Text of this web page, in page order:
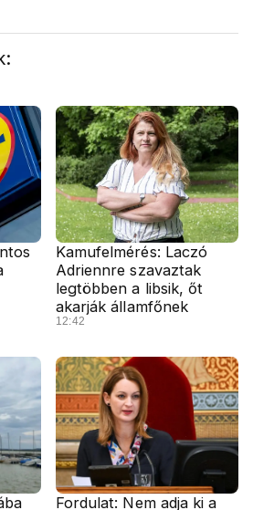
Kamufelmérés: Laczó
Adriennre szavaztak
legtöbben a libsik, őt
akarják államfőnek
12:42
Fordulat: Nem adja ki a